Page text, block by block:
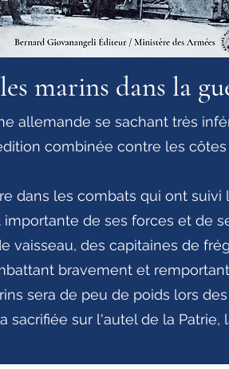
marins dans la
allemande se sachant très
combinée contre les
dans les combats qui ont suivi
de ses forces et de
vaisseau, des capitaines de
bravement et
sera de peu de poids lors
sacrifiée sur l'autel de la